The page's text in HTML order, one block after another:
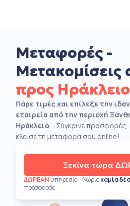
Μεταφορές -
Μετακομίσεις
προς Ηράκλειο
Πάρε τιμές και επίλεξε την
εταιρεία από την περιοχή
Ηράκλειο – Σύγκρινε προσφορές,
κλείσε τη μεταφορά σου online!
Ξεκίνα τώρα
ΔΩΡΕΑΝ υπηρεσία – Χωρίςκαμία
προσφοράς